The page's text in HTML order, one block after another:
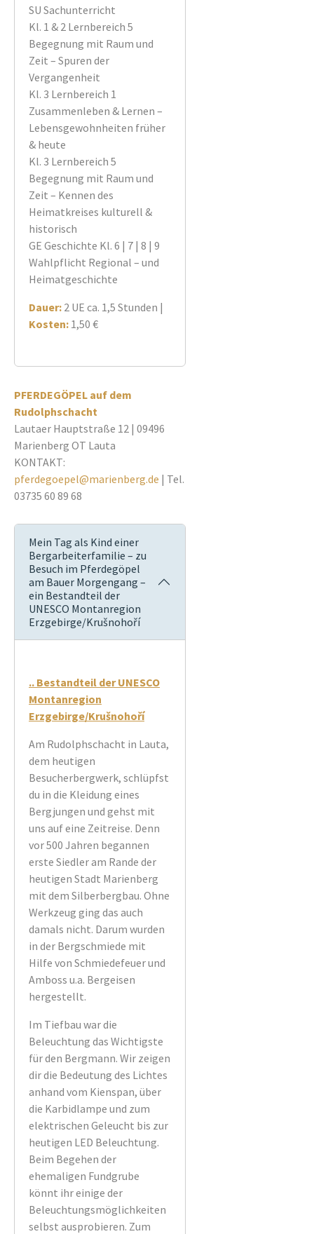
SU Sachunterricht
Kl. 1 & 2 Lernbereich 5
Begegnung mit Raum und
Zeit – Spuren der
Vergangenheit
Kl. 3 Lernbereich 1
Zusammenleben & Lernen –
Lebensgewohnheiten früher
& heute
Kl. 3 Lernbereich 5
Begegnung mit Raum und
Zeit – Kennen des
Heimatkreises kulturell &
historisch
GE Geschichte Kl. 6 | 7 | 8 | 9
Wahlpflicht Regional – und
Heimatgeschichte
Dauer: 2 UE ca. 1,5 Stunden |
Kosten: 1,50 €
PFERDEGÖPEL auf dem
Rudolphschacht
Lautaer Hauptstraße 12 | 09496
Marienberg OT Lauta
KONTAKT:
pferdegoepel@marienberg.de | Tel.
03735 60 89 68
Mein Tag als Kind einer
Bergarbeiterfamilie – zu
Besuch im Pferdegöpel
am Bauer Morgengang –
ein Bestandteil der
UNESCO Montanregion
Erzgebirge/Krušnohoří
.. Bestandteil der UNESCO
Montanregion
Erzgebirge/Krušnohoří
Am Rudolphschacht in Lauta,
dem heutigen
Besucherbergwerk, schlüpfst
du in die Kleidung eines
Bergjungen und gehst mit
uns auf eine Zeitreise. Denn
vor 500 Jahren begannen
erste Siedler am Rande der
heutigen Stadt Marienberg
mit dem Silberbergbau. Ohne
Werkzeug ging das auch
damals nicht. Darum wurden
in der Bergschmiede mit
Hilfe von Schmiedefeuer und
Amboss u.a. Bergeisen
hergestellt.
Im Tiefbau war die
Beleuchtung das Wichtigste
für den Bergmann. Wir zeigen
dir die Bedeutung des Lichtes
anhand vom Kienspan, über
die Karbidlampe und zum
elektrischen Geleucht bis zur
heutigen LED Beleuchtung.
Beim Begehen der
ehemaligen Fundgrube
könnt ihr einige der
Beleuchtungsmöglichkeiten
selbst ausprobieren. Zum